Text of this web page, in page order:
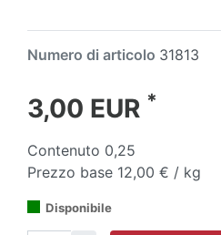
Numero di articolo 31813
3,00 EUR *
Contenuto 0,25
Prezzo base 12,00 € / kg
Disponibile